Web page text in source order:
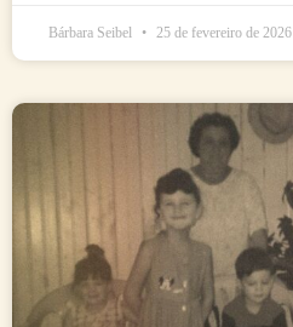
Bárbara Seibel 25 de fevereiro de 2026